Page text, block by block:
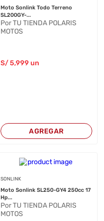
Moto Sonlink Todo Terreno
SL200GY-...
Por TU TIENDA POLARIS
MOTOS
S/5,999 un
AGREGAR
SONLINK
Moto Sonlink SL250-GY4 250cc 17
Hp...
Por TU TIENDA POLARIS
MOTOS